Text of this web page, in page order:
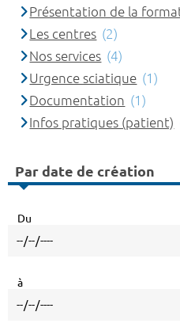
Présentation de la
Les centres (2)
Nos services (4)
Urgence sciatique (1)
Documentation (1)
Infos pratiques (patient)
Par date de création
Du
à